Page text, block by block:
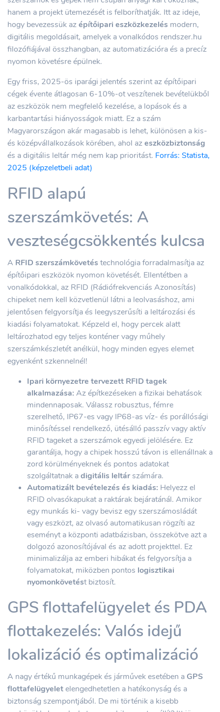
hanem a projekt ütemezését is felboríthatják. Itt az ideje,
hogy bevezessük azépítőipari eszközkezelés modern,
digitális megoldásait, amelyek a vonalkódos rendszer.hu
filozófiájával összhangban, az automatizációra és a precíz
nyomon követésre épülnek.
Egy friss, 2025-ös iparági jelentés szerint az építőipari
cégek évente átlagosan 6-10%-ot veszítenek bevételükből
az eszközök nem megfelelő kezelése, a lopások és a
karbantartási hiányosságok miatt. Ez a szám
Magyarországon akár magasabb is lehet, különösen a kis-
és középvállalkozások körében, ahol azeszközbiztonság
és a digitális leltár még nem kap prioritást. Forrás: Statista,
2025 (képzeletbeli adat)
RFID alapú
szerszámkövetés: A
veszteségcsökkentés kulcsa
A RFID szerszámkövetés technológia forradalmasítja az
építőipari eszközök nyomon követését. Ellentétben a
vonalkódokkal, az RFID (Rádiófrekvenciás Azonosítás)
chipeket nem kell közvetlenül látni a leolvasáshoz, ami
jelentősen felgyorsítja és leegyszerűsíti a leltározási és
kiadási folyamatokat. Képzeld el, hogy percek alatt
leltározhatod egy teljes konténer vagy műhely
szerszámkészletét anélkül, hogy minden egyes elemet
egyenként szkennelnél!
Ipari környezetre tervezett RFID tagek
alkalmazása: Az építkezéseken a fizikai behatások
mindennaposak. Válassz robusztus, fémre
szerelhető, IP67-es vagy IP68-as víz- és porállósági
minősítéssel rendelkező, ütésálló passzív vagy aktív
RFID tageket a szerszámok egyedi jelölésére. Ez
garantálja, hogy a chipek hosszú távon is ellenállnak a
zord körülményeknek és pontos adatokat
szolgáltatnak adigitális leltár számára.
Automatizált bevételezés és kiadás: Helyezz el
RFID olvasókapukat a raktárak bejáratánál. Amikor
egy munkás ki- vagy bevisz egy szerszámosládát
vagy eszközt, az olvasó automatikusan rögzíti az
eseményt a központi adatbázisban, összekötve azt a
dolgozó azonosítójával és az adott projekttel. Ez
minimalizálja az emberi hibákat és felgyorsítja a
folyamatokat, miközben pontos logisztikai
nyomonkövetést biztosít.
GPS flottafelügyelet és PDA
flottakezelés: Valós idejű
lokalizáció és optimalizáció
A nagy értékű munkagépek és járművek esetében a GPS
flottafelügyeletelengedhetetlen a hatékonyság és a
biztonság szempontjából. De mi történik a kisebb